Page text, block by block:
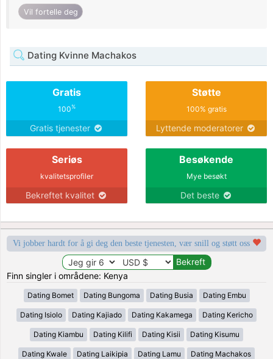
Vil fortelle deg
Dating Kvinne Machakos
Gratis
100%
Gratis tjenester
Støtte
100% gratis
Lyttende moderatorer
Seriøs
kvalitetsprofiler
Bekreftet kvalitet
Besøkende
Mye besøkt
Det beste
Vi jobber hardt for å gi deg den beste tjenesten, vær snill og støtt oss
Finn singler i områdene: Kenya
Dating Bomet Dating Bungoma Dating Busia Dating Embu
Dating Isiolo Dating Kajiado Dating Kakamega Dating Kericho
Dating Kiambu Dating Kilifi Dating Kisii Dating Kisumu
Dating Kwale Dating Laikipia Dating Lamu Dating Machakos